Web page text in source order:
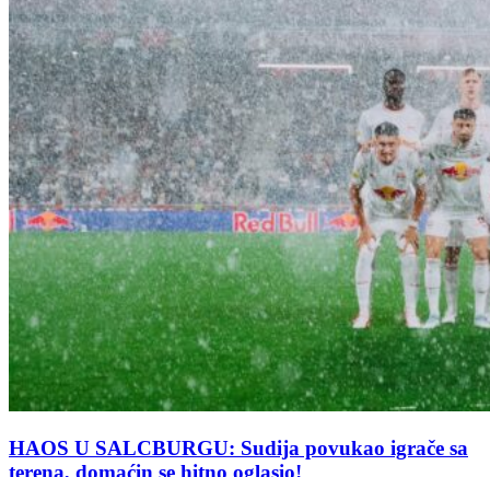
HAOS U SALCBURGU: Sudija povukao igrače sa
terena, domaćin se hitno oglasio!